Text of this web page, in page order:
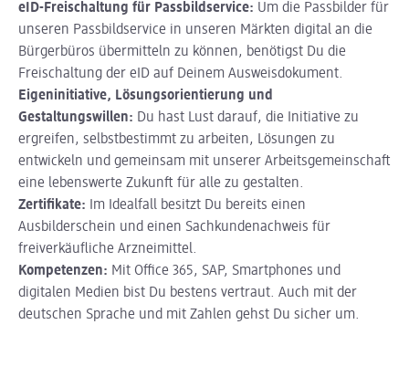
eID-Freischaltung für Passbildservice: Um die Passbilder für
unseren Passbildservice in unseren Märkten digital an die
Bürgerbüros übermitteln zu können, benötigst Du die
Freischaltung der eID auf Deinem Ausweisdokument.
Eigeninitiative, Lösungsorientierung und
Gestaltungswillen: Du hast Lust darauf, die Initiative zu
ergreifen, selbstbestimmt zu arbeiten, Lösungen zu
entwickeln und gemeinsam mit unserer Arbeitsgemeinschaft
eine lebenswerte Zukunft für alle zu gestalten.
Zertifikate: Im Idealfall besitzt Du bereits einen
Ausbilderschein und einen Sachkundenachweis für
freiverkäufliche Arzneimittel.
Kompetenzen: Mit Office 365, SAP, Smartphones und
digitalen Medien bist Du bestens vertraut. Auch mit der
deutschen Sprache und mit Zahlen gehst Du sicher um.